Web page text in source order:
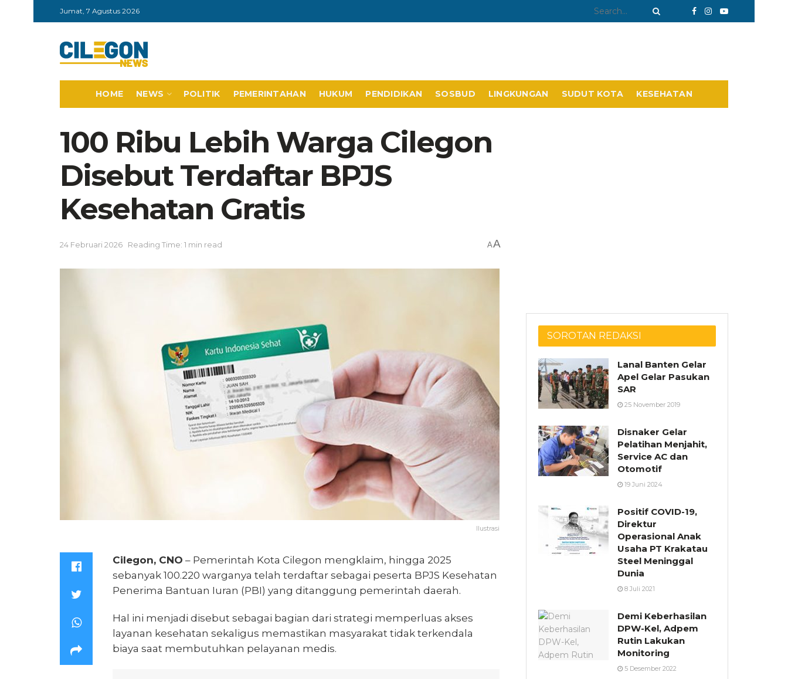
Jumat, 7 Agustus 2026
HOME NEWS POLITIK PEMERINTAHAN HUKUM PENDIDIKAN SOSBUD LINGKUNGAN SUDUT KOTA KESEHATAN
100 Ribu Lebih Warga Cilegon
Disebut Terdaftar BPJS
Kesehatan Gratis
24 Februari 2026 Reading Time: 1 min read AA
Ilustrasi
Cilegon, CNO – Pemerintah Kota Cilegon mengklaim, hingga 2025
sebanyak 100.220 warganya telah terdaftar sebagai peserta BPJS Kesehatan
Penerima Bantuan Iuran (PBI) yang ditanggung pemerintah daerah.
Hal ini menjadi disebut sebagai bagian dari strategi memperluas akses
layanan kesehatan sekaligus memastikan masyarakat tidak terkendala
biaya saat membutuhkan pelayanan medis.
SOROTAN REDAKSI
Lanal Banten Gelar
Apel Gelar Pasukan
SAR
25 November 2019
Disnaker Gelar
Pelatihan Menjahit,
Service AC dan
Otomotif
19 Juni 2024
Positif COVID-19,
Direktur
Operasional Anak
Usaha PT Krakatau
Steel Meninggal
Dunia
8 Juli 2021
Demi Keberhasilan
DPW-Kel, Adpem
Rutin Lakukan
Monitoring
5 Desember 2022